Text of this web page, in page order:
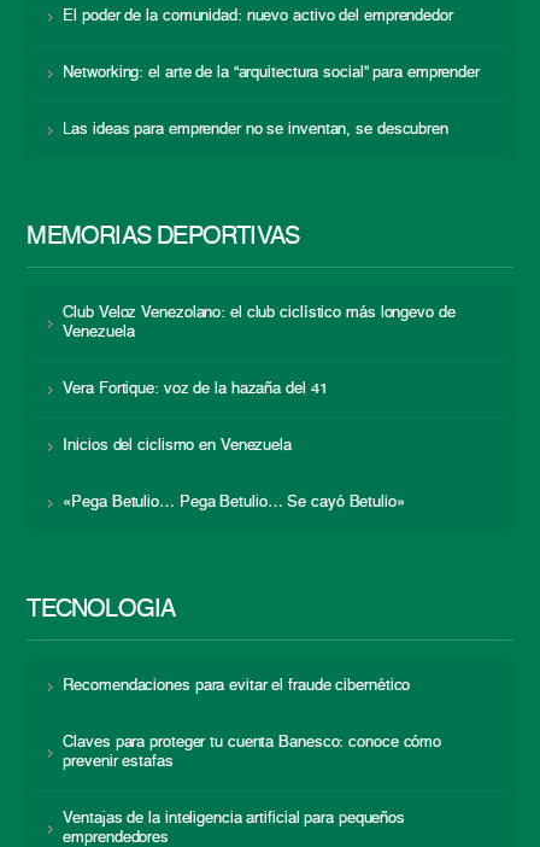
El poder de la comunidad: nuevo activo del emprendedor
Networking: el arte de la “arquitectura social” para emprender
Las ideas para emprender no se inventan, se descubren
MEMORIAS DEPORTIVAS
Club Veloz Venezolano: el club ciclístico más longevo de
Venezuela
Vera Fortique: voz de la hazaña del 41
Inicios del ciclismo en Venezuela
«Pega Betulio… Pega Betulio… Se cayó Betulio»
TECNOLOGÍA
Recomendaciones para evitar el fraude cibernético
Claves para proteger tu cuenta Banesco: conoce cómo
prevenir estafas
Ventajas de la inteligencia artificial para pequeños
emprendedores